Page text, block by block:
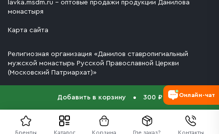
Бренды Каталог Корзина Где заказ? Контакты
Добавить в корзину 300 ₽
lavka.msdm.ru – оптовые продажи продукции Данилова
монастыря
Карта сайта
Религиозная организация «Данилов ставропигиальный
мужской монастырь Русской Православной Церкви
(Московский Патриархат)»
Онлайн-чат